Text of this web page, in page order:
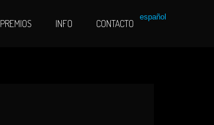
PREMIOS INFO CONTACTO
español